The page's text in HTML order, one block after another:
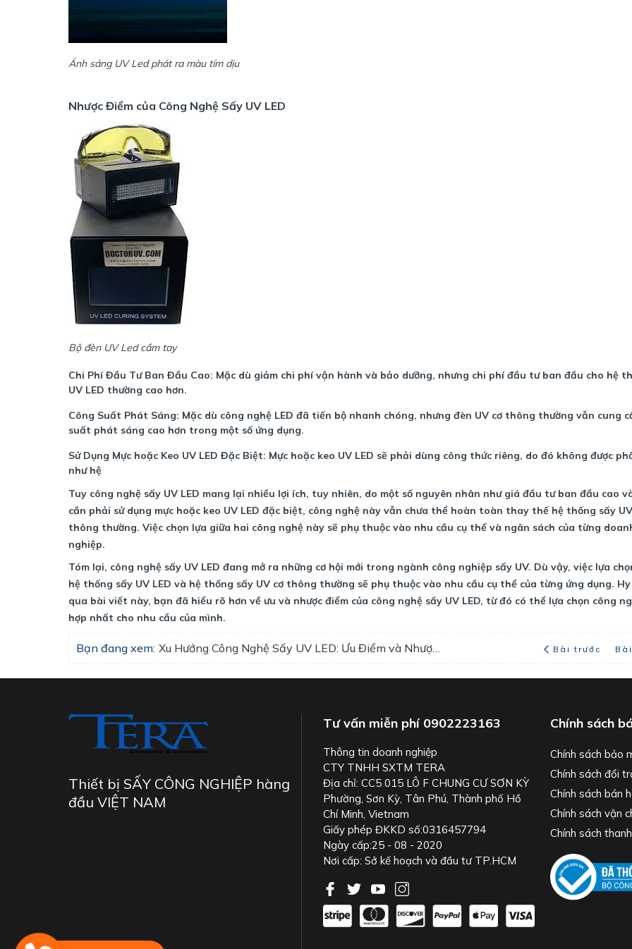
Ánh sáng UV Led phát ra màu tím dịu
Nhược Điểm của Công Nghệ Sấy UV LED
Bộ đèn UV Led cầm tay
Chi Phí Đầu Tư Ban Đầu Cao: Mặc dù giảm chi phí vận hành và bảo dưỡng, nhưng chi phí đầu tư ban đầu cho hệ
UV LED thường cao hơn.
Công Suất Phát Sáng: Mặc dù công nghệ LED đã tiến bộ nhanh chóng, nhưng đèn UV cơ thông thường vẫn cung
suất phát sáng cao hơn trong một số ứng dụng.
Sử Dụng Mực hoặc Keo UV LED Đặc Biệt: Mực hoặc keo UV LED sẽ phải dùng công thức riêng, do đó không được
như hệ
Tuy công nghệ sấy UV LED mang lại nhiều lợi ích, tuy nhiên, do một số nguyên nhân như giá đầu tư ban đầu cao
cần phải sử dụng mực hoặc keo UV LED đặc biệt, công nghệ này vẫn chưa thể hoàn toàn thay thế hệ thống sấy
thông thường. Việc chọn lựa giữa hai công nghệ này sẽ phụ thuộc vào nhu cầu cụ thể và ngân sách của từng
nghiệp.
Tóm lại, công nghệ sấy UV LED đang mở ra những cơ hội mới trong ngành công nghiệp sấy UV. Dù vậy, việc lựa
hệ thống sấy UV LED và hệ thống sấy UV cơ thông thường sẽ phụ thuộc vào nhu cầu cụ thể của từng ứng dụng.
qua bài viết này, bạn đã hiểu rõ hơn về ưu và nhược điểm của công nghệ sấy UV LED, từ đó có thể lựa chọn công
hợp nhất cho nhu cầu của mình.
Bạn đang xem: Bài trước
Thiết bị SẤY CÔNG NGHIỆP hàng
đầu VIỆT NAM
Tư vấn miễn phí 0902223163
Thông tin doanh nghiệp
CTY TNHH SXTM TERA
Địa chỉ: CC5 015 LÔ F CHUNG CƯ SƠN KỲ
Phường, Sơn Kỳ, Tân Phú, Thành phố Hồ
Chí Minh, Vietnam
Giấy phép ĐKKD số:0316457794
Ngày cấp:25 - 08 - 2020
Nơi cấp: Sở kế hoạch và đầu tư TP.HCM
Chính sách
Chính sách bảo
Chính sách đổi
Chính sách bán
Chính sách vận
Chính sách